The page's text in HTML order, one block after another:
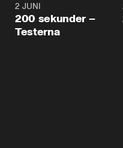
5:00
4:23
2 JUNI
200 sekunder –
Testerna